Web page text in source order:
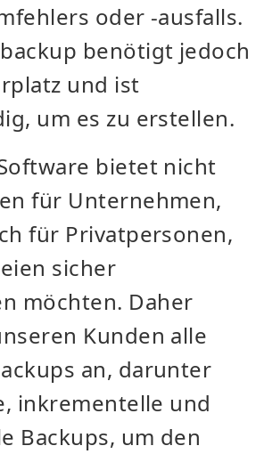
oder -ausfalls.
benötigt jedoch
und ist
um es zu erstellen.
bietet nicht
für Unternehmen,
für Privatpersonen,
sicher
möchten. Daher
Kunden alle
an, darunter
inkrementelle und
Backups, um den